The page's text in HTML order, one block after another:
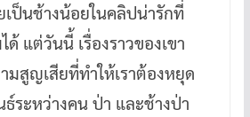
ป็นช้างน้อยในคลิปน่ารักที่
แต่วันนี้ เรื่องราวของเขา
มสูญเสียที่ทำให้เราต้องหยุด
ระหว่างคน ป่า และช้างป่า